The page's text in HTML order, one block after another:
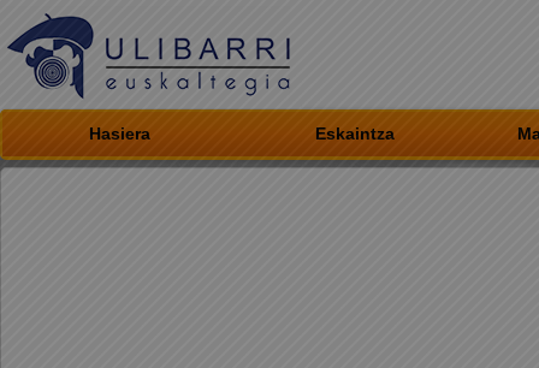
Hasiera Eskaintza